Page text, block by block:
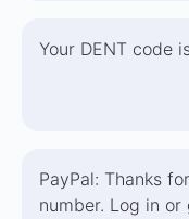
Your DENT code
PayPal: Thanks
number. Log in